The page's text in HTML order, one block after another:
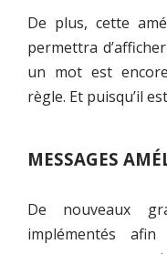
De plus, cette
permettra
un mot est
règle. Et puisqu’il
MESSAGES
De nouveaux
implémentés